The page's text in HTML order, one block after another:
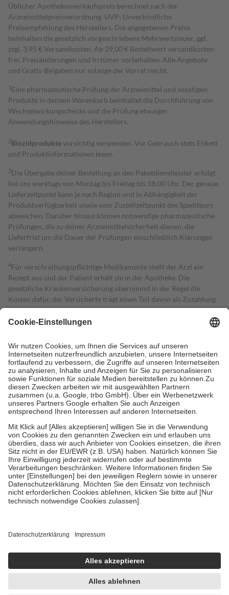
Üblicher Apothekenverkaufspreis berechnet nach der
Arzneimittelpreisverordnung. UVP: Unverbindliche
Preisempfehlung des Herstellers. Die angegebenen Preise
beinhalten die gesetzlich vorgeschriebene Mehrwertsteuer, ggf.
zzgl. 3,95 € Versandkosten. Ab 29,00 € Bestell­wert versand­kosten­
frei. Preisänderungen und Irrtümer vorbehalten. Alle Angebote
und Gratis-Beigaben nur solange der Vorrat reicht.
1 Eine pharmazeutische Prüfung der Arzneimittel und sonstigen
Produkte in deinem Warenkorb beinhaltet die Durchführung von
Wechselwirkungschecks und die Prüfung etwaiger
Anwendungshinweise des Herstellers.
2Biozidproduktevorsichtig verwenden. Vor Gebrauch stets Etikett
und Produktinformationen lesen.
3Die Übergabe deiner Bestellung an den Paketdienstleister erfolgt
bei uns werktags von Montag bis Freitag bis 18:00 Uhr. Der genaue
Lieferzeitpunkt kann je nach Region und in Abhängigkeit der
Produktverfügbarkeit sowie vom Zustellzeitpunkt des Spediteurs
abweichen. Darüber hinaus können notwendige pharmazeutische
Prüfungen, die zu deiner Arzneimittelsicherheit dienen, die
Lieferfrist um die Dauer der Prüfungen einschließlich Klärungen
verlängern.
4Für verschreibungspflichtige Medikamente stellt der Arzt ein
Rezept aus und der Patient erhält sie in der Apotheke. Die
gesetzliche Krankenversicherung übernimmt in der Regel die
Kosten dafür, der Versicherte trägt einen Teil davon als Zuzahlung
mit.
Grundsätzlich leisten Mitglieder Zuzahlungen in Höhe von zehn
höchstens zehn Euro.
Es sind jedoch nie mehr als die tatsächlichen
Kosten der Leistung zu entrichten.
Diese Regeln gelten grundsätzlich auch für Online-Apotheken.
Bei Heilmitteln und häuslicher Krankenpflege beträgt die
Zuzahlung zehn Prozent der Kosten sowie zehn Euro je
Verordnung.
Um das Engagement der Versicherten für ihre eigene Gesundheit zu
stärken und die besondere Stellung der Familie zu unterstützen,
fallenkeine Zuzahlungenan bei:
• Kindern und Jugendlichen bis zum vollendeten 18. Lebensjahr
mit Ausnahme der Fahrkosten
• Untersuchungen zur Vorsorge und Früherkennung, die von der
GKV getragen werden
• empfohlenen Schutzimpfungen
• Harn- und Blutteststreifen
getroffen, um sicherzustellen, dass es sich um echte Bewertungen
https://help.etrusted.com/hc/de/articles/4419944605341
Einige Bilder und Inhalte wurden unter Zuhilfenahme künstlicher